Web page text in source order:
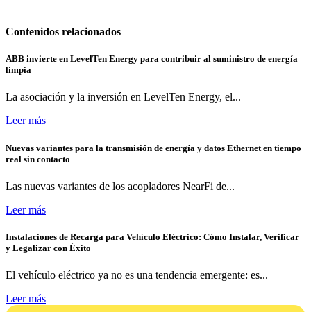
Contenidos relacionados
ABB invierte en LevelTen Energy para contribuir al suministro de energía
limpia
La asociación y la inversión en LevelTen Energy, el...
Leer más
Nuevas variantes para la transmisión de energía y datos Ethernet en tiempo
real sin contacto
Las nuevas variantes de los acopladores NearFi de...
Leer más
Instalaciones de Recarga para Vehículo Eléctrico: Cómo Instalar, Verificar
y Legalizar con Éxito
El vehículo eléctrico ya no es una tendencia emergente: es...
Leer más